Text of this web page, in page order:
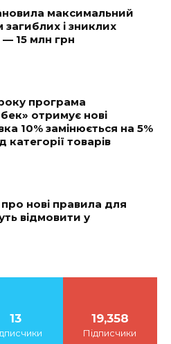
максимальний
загиблих і зниклих
— 15 млн грн
програма
отримує нові
10% замінюється на 5%
категорії товарів
нові правила для
відмовити у
13 19,358
Підписчики